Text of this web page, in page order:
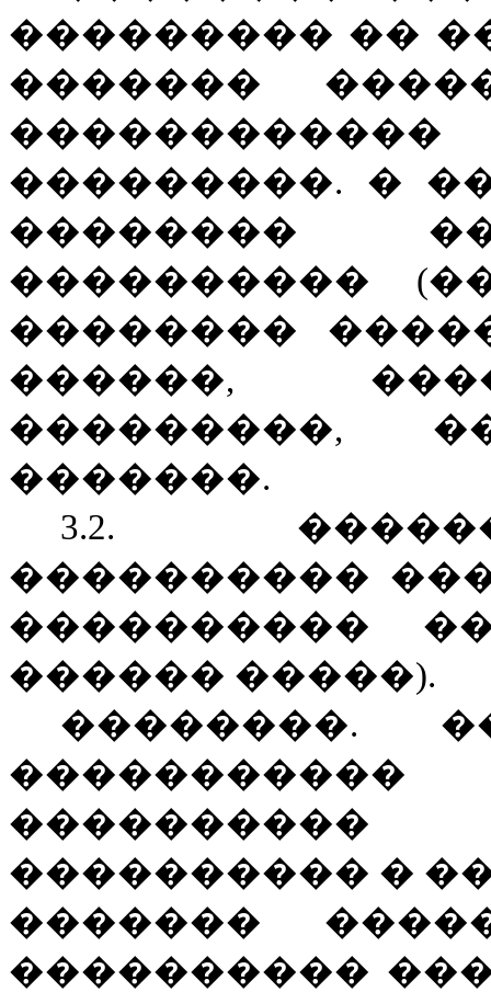
��������� ��
�������
���������. �
��������
����������
��������
������,
���������,
�������.
3.2.
����������
����������
������ �����).
��������.
���������� �
�������
����������